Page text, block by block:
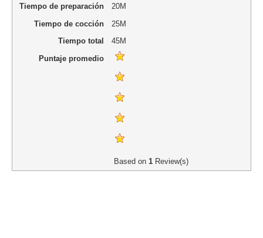
Tiempo de preparación
20M
Tiempo de cocción
25M
Tiempo total
45M
Puntaje promedio
Based on 1 Review(s)